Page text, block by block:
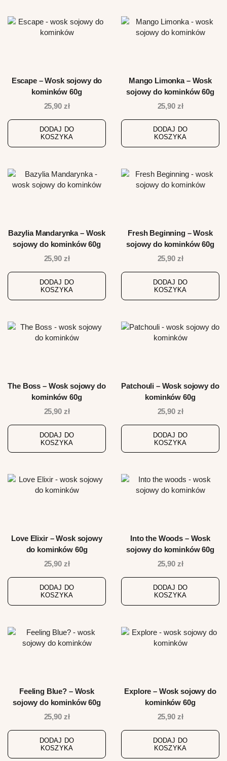
Escape – Wosk sojowy do
kominków 60g
25,90 zł
DODAJ DO
KOSZYKA
Mango Limonka – Wosk
sojowy do kominków 60g
25,90 zł
DODAJ DO
KOSZYKA
Bazylia Mandarynka – Wosk
sojowy do kominków 60g
25,90 zł
DODAJ DO
KOSZYKA
Fresh Beginning – Wosk
sojowy do kominków 60g
25,90 zł
DODAJ DO
KOSZYKA
The Boss – Wosk sojowy do
kominków 60g
25,90 zł
DODAJ DO
KOSZYKA
Patchouli – Wosk sojowy do
kominków 60g
25,90 zł
DODAJ DO
KOSZYKA
Love Elixir – Wosk sojowy
do kominków 60g
25,90 zł
DODAJ DO
KOSZYKA
Into the Woods – Wosk
sojowy do kominków 60g
25,90 zł
DODAJ DO
KOSZYKA
Feeling Blue? – Wosk
sojowy do kominków 60g
25,90 zł
DODAJ DO
KOSZYKA
Explore – Wosk sojowy do
kominków 60g
25,90 zł
DODAJ DO
KOSZYKA